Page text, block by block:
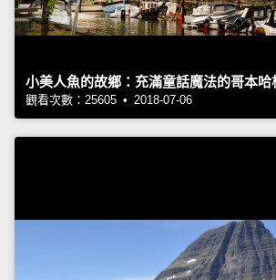
小美人魚的故鄉：充滿童話魔法的哥本哈
觀看次數：25605 • 2018-07-06